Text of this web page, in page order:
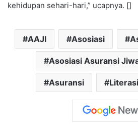
kehidupan sehari-hari,” ucapnya.‎ []
AAJI Asosiasi
Asosiasi Asuransi
Asuransi